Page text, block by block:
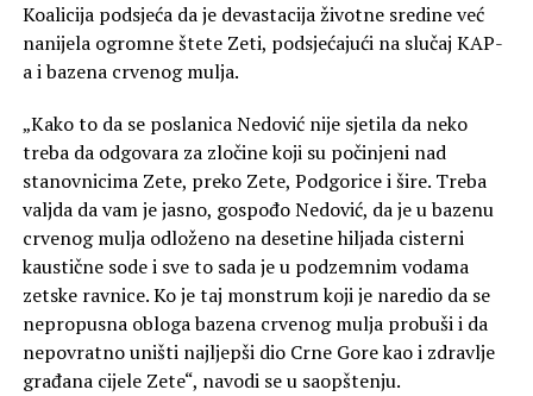
Koalicija podsjeća da je devastacija životne sredine već
nanijela ogromne štete Zeti, podsjećajući na slučaj KAP-
a i bazena crvenog mulja.
„Kako to da se poslanica Nedović nije sjetila da neko
treba da odgovara za zločine koji su počinjeni nad
stanovnicima Zete, preko Zete, Podgorice i šire. Treba
valjda da vam je jasno, gospođo Nedović, da je u bazenu
crvenog mulja odloženo na desetine hiljada cisterni
kaustične sode i sve to sada je u podzemnim vodama
zetske ravnice. Ko je taj monstrum koji je naredio da se
nepropusna obloga bazena crvenog mulja probuši i da
nepovratno uništi najljepši dio Crne Gore kao i zdravlje
građana cijele Zete“, navodi se u saopštenju.